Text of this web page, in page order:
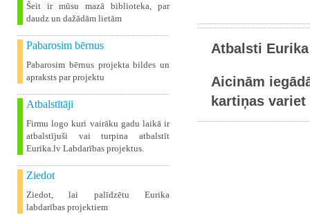
Šeit ir mūsu mazā biblioteka, par
daudz un dažādām lietām
Pabarosim bērnus
Pabarosim bērnus projekta bildes un
apraksts par projektu
Atbalstītāji
Firmu logo kuri vairāku gadu laikā ir
atbalstījuši vai turpina atbalstīt
Eurika.lv Labdarības projektus.
Ziedot
Ziedot, lai palīdzētu Eurika
labdarības projektiem
Atbalsti
Aicinām
kartiņas variet